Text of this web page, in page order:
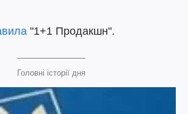
"1+1 Продакшн".
Головні історії дня